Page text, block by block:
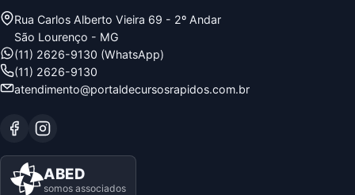
Rua Carlos Alberto Vieira 69 - 2º Andar
São Lourenço - MG
(11) 2626-9130 (WhatsApp)
(11) 2626-9130
atendimento@portaldecursosrapidos.com.br
ABED
somos associados